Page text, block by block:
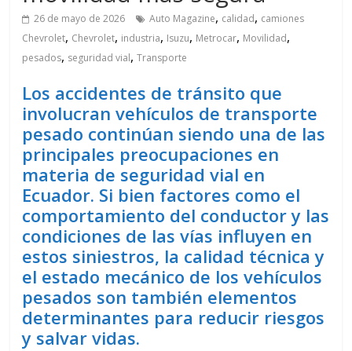
26 de mayo de 2026 Auto Magazine, calidad, camiones
Chevrolet, Chevrolet, industria, Isuzu, Metrocar, Movilidad,
pesados, seguridad vial,Transporte
Los accidentes de tránsito que
involucran vehículos de transporte
pesado continúan siendo una de las
principales preocupaciones en
materia de seguridad vial en
Ecuador. Si bien factores como el
comportamiento del conductor y las
condiciones de las vías influyen en
estos siniestros, la calidad técnica y
el estado mecánico de los vehículos
pesados son también elementos
determinantes para reducir riesgos
y salvar vidas.